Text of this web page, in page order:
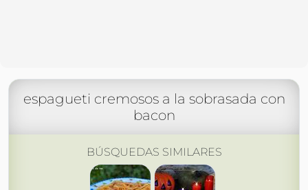
espagueti cremosos a la sobrasada con
bacon
BÚSQUEDAS SIMILARES